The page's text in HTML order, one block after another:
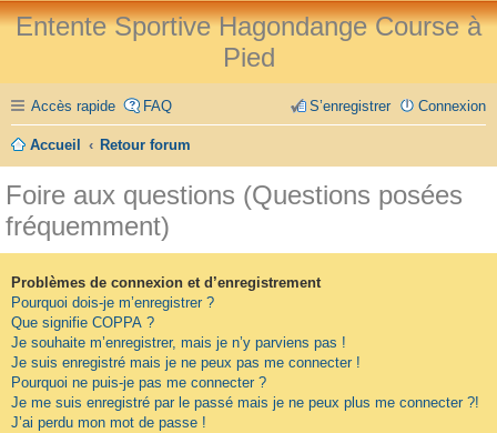
Entente Sportive Hagondange Course à
Pied
Accès rapide FAQ Connexion
S’enregistrer
Accueil Retour forum
Foire aux questions (Questions posées
fréquemment)
Problèmes de connexion et d’enregistrement
Pourquoi dois-je m’enregistrer ?
Que signifie COPPA ?
Je souhaite m’enregistrer, mais je n’y parviens pas !
Je suis enregistré mais je ne peux pas me connecter !
Pourquoi ne puis-je pas me connecter ?
Je me suis enregistré par le passé mais je ne peux plus me connecter ?!
J’ai perdu mon mot de passe !